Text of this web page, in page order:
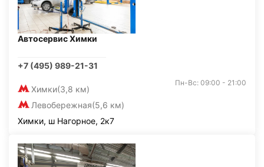
Автосервис Химки
+7 (495) 989-21-31
Химки(3,8 км)
Левобережная(5,6 км)
Пн-Вс: 09:00 - 21:00
Химки, ш Нагорное, 2к7